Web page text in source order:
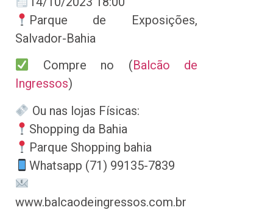
Parque de Exposições,
Salvador-Bahia
Compre no (Balcão de
Ingressos)
Ou nas lojas Físicas:
Shopping da Bahia
Parque Shopping bahia
Whatsapp (71) 99135-7839
www.balcaodeingressos.com.br